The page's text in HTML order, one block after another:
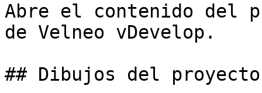
Abre el contenido del
de Velneo vDevelop.
## Dibujos del proyecto